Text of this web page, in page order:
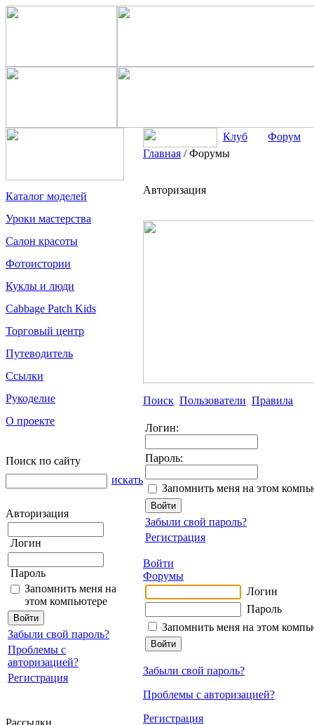
Каталог моделей
Уроки мастерства
Салон красоты
Фотоистории
Куклы и люди
Cabbage Patch Kids
Торговый центр
Путеводитель
Ссылки
Рукоделие
О проекте
Поиск по сайту
искать
Авторизация
Логин
Пароль
Запомнить меня на
этом компьютере
Забыли свой пароль?
Проблемы с
авторизацией?
Регистрация
Рассылки
Клуб
Форум
Главная /Форумы
Авторизация
Поиск Пользователи Правила
Логин:
Пароль:
Запомнить меня на этом
Забыли свой пароль?
Регистрация
Войти
Форумы
Логин
Пароль
Запомнить меня на этом
Забыли свой пароль?
Проблемы с авторизацией?
Регистрация